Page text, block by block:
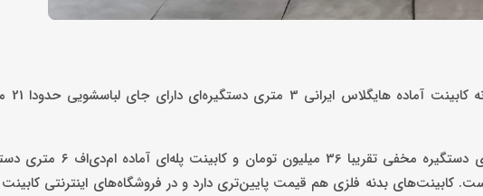
قیمت
در سایت‌های فروش، کابینت پله‌ای آماده نئوپان ۴ متری
قیمت‌گذاری شده است. کابینت‌های بدنه فلزی هم قیمت پایین‌تری دارد و در فروشگاه‌های اینترنتی